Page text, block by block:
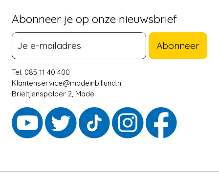
Abonneer je op onze nieuwsbrief
Abonneer
Tel. 085 11 40 400
Klantenservice@madeinbillund.nl
Brieltjenspolder 2, Made